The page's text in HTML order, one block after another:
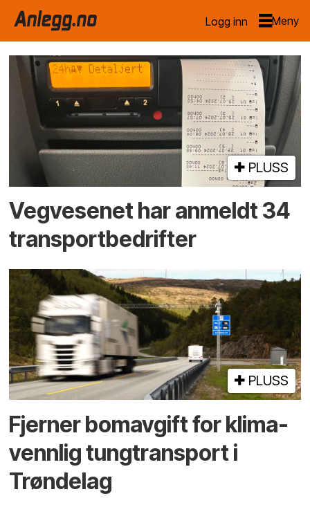
Logg inn
Emne:
tungtransport
PLUSS
Vegvesenet har anmeldt 34
transportbedrifter
PLUSS
Fjerner bom­avgift for klima­
vennlig tung­transport i
Trøndelag